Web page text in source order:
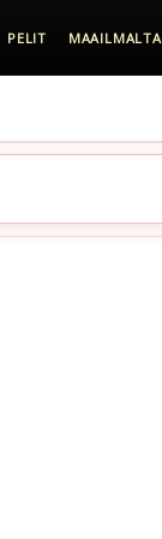
PELIT MAAILMALTA